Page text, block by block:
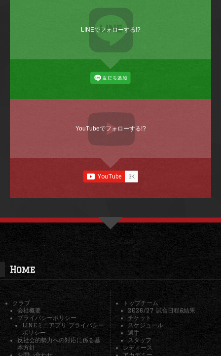
LINEでフォローする!?
YouTubeでフォローする!?
Home
クラブ
会社概要
プライバシーポリシー
LINEミニアプリ プライバシー
ポリシー
反社会的勢力への対応に係る基
本方針
お問い合わせ
トップチーム
2026/27 試合日程&結果
チケット
スケジュール
選手
スタッフ
レディース
アカデミー